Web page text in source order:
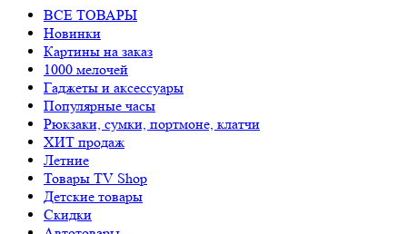
ВСЕ ТОВАРЫ
Новинки
Картины на заказ
1000 мелочей
Гаджеты и аксессуары
Популярные часы
Рюкзаки, сумки, портмоне, клатчи
ХИТ продаж
Летние
Товары TV Shop
Детские товары
Cкидки